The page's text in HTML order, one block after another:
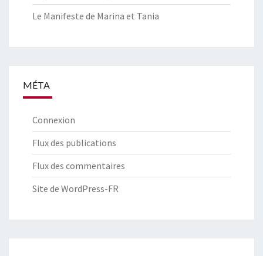
Le Manifeste de Marina et Tania
MÉTA
Connexion
Flux des publications
Flux des commentaires
Site de WordPress-FR